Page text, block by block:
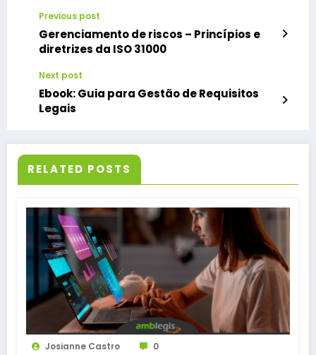
Previous post
Gerenciamento de riscos – Princípios e
diretrizes da ISO 31000
Next post
Ebook: Guia para Gestão de Requisitos
Legais
RELATED POSTS
Josianne Castro 0